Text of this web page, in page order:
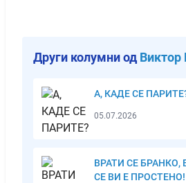
Други колумни од Виктор
А, КАДЕ СЕ
05.07.2026
ВРАТИ СЕ БРАНКО,
СЕ ВИ Е ПРОСТЕНО!